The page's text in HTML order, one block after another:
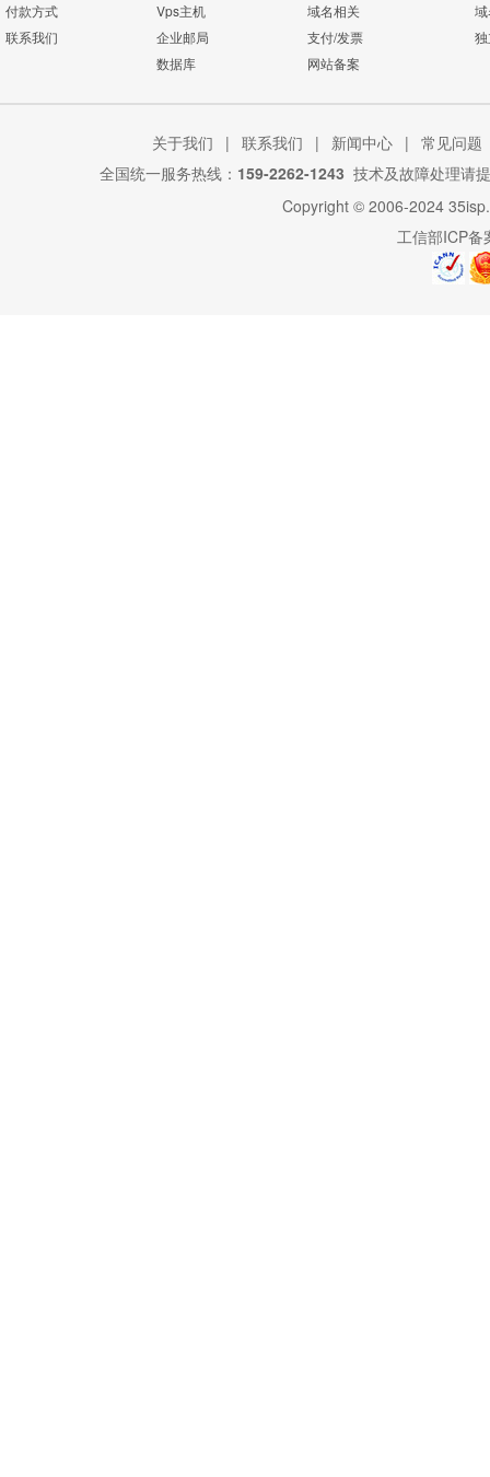
付款方式
联系我们
Vps主机
企业邮局
数据库
域名相关
支付/发票
网站备案
关于我们 | 联系我们 | 新闻中心 | 常见问题
全国统一服务热线： 159-2262-1243 技术及故障处理请
Copyright © 2006-2024
工信部ICP备